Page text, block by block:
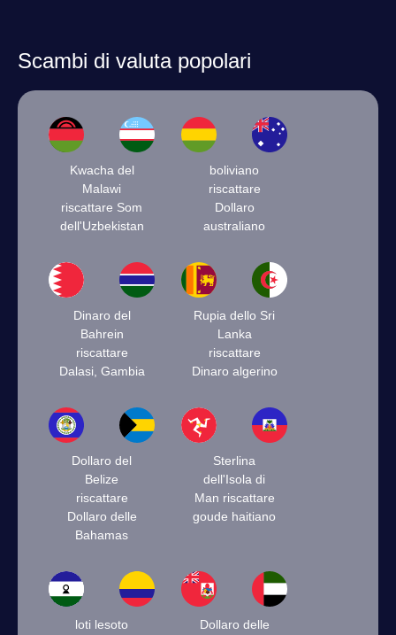
Scambi di valuta popolari
Kwacha del
Malawi
riscattare Som
dell'Uzbekistan
boliviano
riscattare
Dollaro
australiano
Dinaro del
Bahrein
riscattare
Dalasi, Gambia
Rupia dello Sri
Lanka
riscattare
Dinaro algerino
Dollaro del
Belize
riscattare
Dollaro delle
Bahamas
Sterlina
dell'Isola di
Man riscattare
goude haitiano
loti lesoto
Dollaro delle